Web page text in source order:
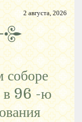
2 августа, 2026
соборе
в 96 -ю